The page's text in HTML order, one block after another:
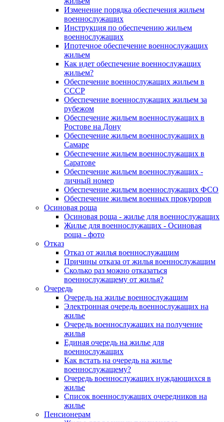
Изменение порядка обеспечения жильем
военнослужащих
Инструкция по обеспечению жильем
военнослужащих
Ипотечное обеспечение военнослужащих
жильем
Как идет обеспечение военнослужащих
жильем?
Обеспечение военнослужащих жильем в
СССР
Обеспечение военнослужащих жильем за
рубежом
Обеспечение жильем военнослужащих в
Ростове на Дону
Обеспечение жильем военнослужащих в
Самаре
Обеспечение жильем военнослужащих в
Саратове
Обеспечение жильем военнослужащих -
личный номер
Обеспечение жильем военнослужащих ФСО
Обеспечение жильем военных прокуроров
Осиновая роща
Осиновая роща - жилье для военнослужащих
Жилье для военнослужащих - Осиновая
роща - фото
Отказ
Отказ от жилья военнослужащим
Причины отказа от жилья военнослужащим
Сколько раз можно отказаться
военнослужащему от жилья?
Очередь
Очередь на жилье военнослужащим
Электронная очередь военнослужащих на
жилье
Очередь военнослужащих на получение
жилья
Единая очередь на жилье для
военнослужащих
Как встать на очередь на жилье
военнослужащему?
Очередь военнослужащих нуждающихся в
жилье
Список военнослужащих очередников на
жилье
Пенсионерам